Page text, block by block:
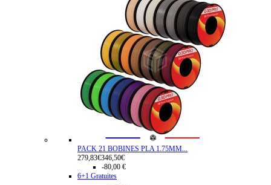
PACK 21 BOBINES PLA 1.75MM...
279,83€346,50€
-80,00 €
6+1 Gratuites